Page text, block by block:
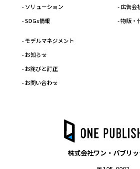
- ソリューション
- SDGs情報
- 広告会
- 物販・
- モデルマネジメント
- お知らせ
- お詫びと訂正
- お問い合わせ
株式会社ワン・パブリ